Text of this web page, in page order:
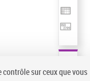
sur ceux que vous